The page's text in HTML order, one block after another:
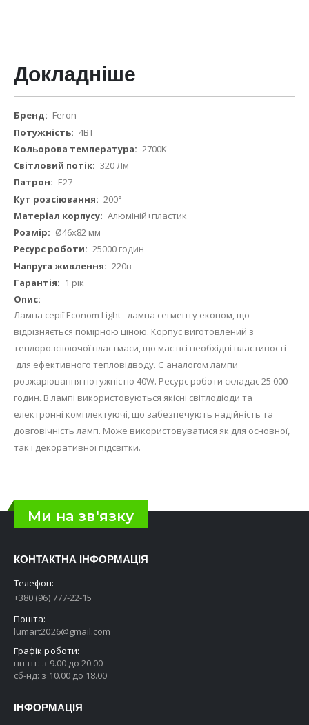
Докладніше
ДокладнішеFeron
4ВТ
2700K
320 Лм
Е27
200°
Алюміній+пластик
Ø46х82 мм
25000 годин
220в
1 рік
Лампа серії Econom Light - лампа сегменту економ, що
відрізняється помірною ціною. Корпус виготовлений з
теплорозсіюючої пластмаси, що має всі необхідні властивості
для ефективного тепловідводу. Є аналогом лампи
розжарювання потужністю 40W. Ресурс роботи складає 25 000
годин. В лампі використовуються якісні світлодіоди та
електронні комплектуючі, що забезпечують надійність та
довговічність ламп. Може використовуватися як для основної,
так і декоративної підсвітки.
Ми на зв'язку
КОНТАКТНА ІНФОРМАЦІЯ
Телефон:
+380 (96) 777-22-15
Пошта:
lumart2026@gmail.com
Графік роботи:
пн-пт: з 9.00 до 20.00
сб-нд: з 10.00 до 18.00
ІНФОРМАЦІЯ